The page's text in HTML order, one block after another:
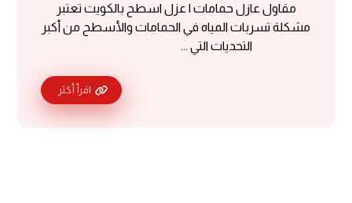
مقاول عازل حمامات | عزل اسطح بالكويت تعتبر
مشكلة تسربات المياه في الحمامات والأسطح من أكبر
التحديات التي ...
اقرأ أكثر